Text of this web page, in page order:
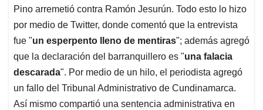
Pino arremetió contra Ramón Jesurún. Todo esto lo hizo
por medio de Twitter, donde comentó que la entrevista
fue "un esperpento lleno de mentiras"; además agregó
que la declaración del barranquillero es "una falacia
descarada". Por medio de un hilo, el periodista agregó
un fallo del Tribunal Administrativo de Cundinamarca.
Así mismo compartió una sentencia administrativa en